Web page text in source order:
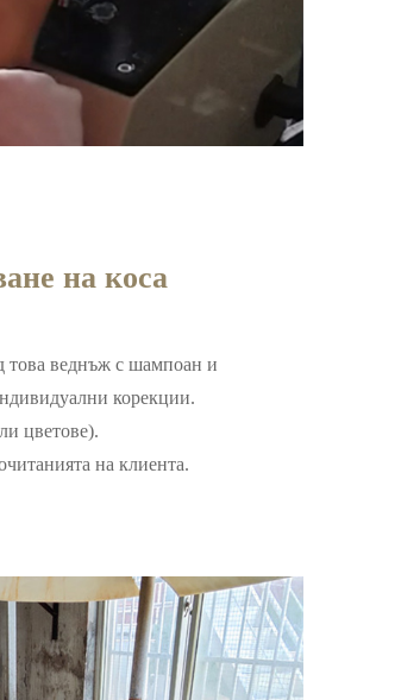
на коса
това веднъж с шампоан и
корекции.
цветове).
на клиента.